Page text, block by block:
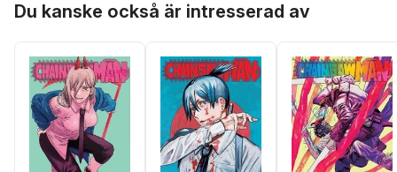
Du kanske också är intresserad av